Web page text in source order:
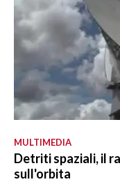
MULTIMEDIA
Detriti spaziali, il
sull'orbita